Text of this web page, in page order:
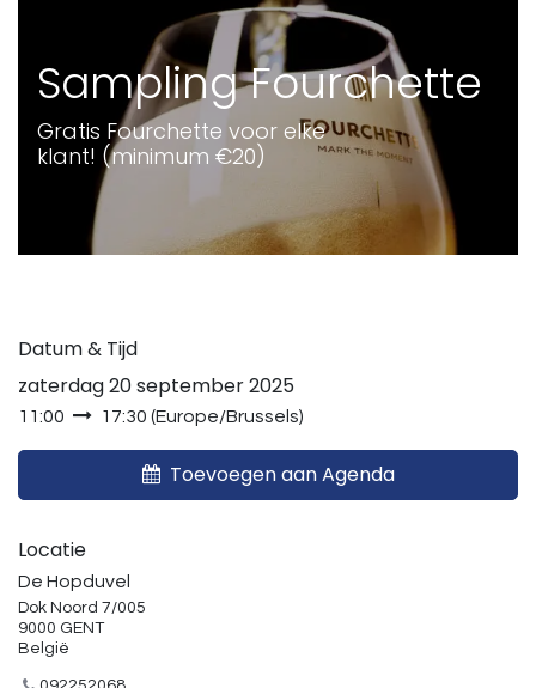
Sampling Fourchette
Gratis Fourchette voor elke
klant! (minimum €20)
Datum & Tijd
zaterdag 20 september 2025
11:00 17:30 (Europe/Brussels)
Toevoegen aan Agenda
Locatie
De Hopduvel
Dok Noord 7/005
9000 GENT
België